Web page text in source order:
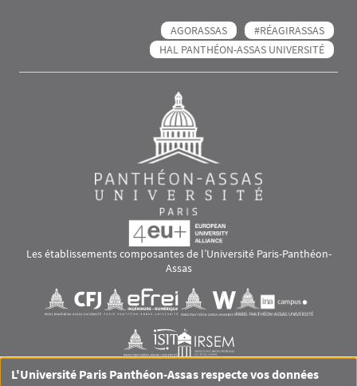
AGORASSAS
#RÉAGIRASSAS
HAL PANTHÉON-ASSAS UNIVERSITÉ
Les établissements composantes de l’Université Paris-Panthéon-
Assas
Visuel svgVisuel svg Visuel svgVisuel svg
Visuel svgVisuel svg
L'Université Paris Panthéon-Assas respecte vos données